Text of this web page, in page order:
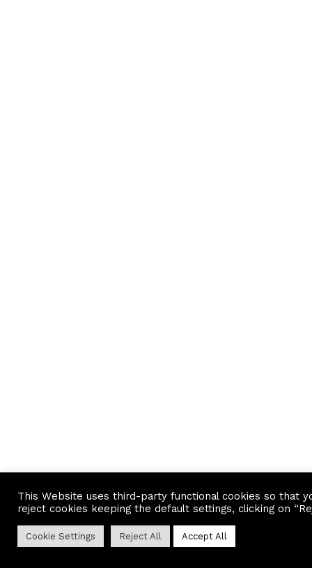
This Website uses third-party functional cookies so that
reject cookies keeping the default settings, clicking on
Cookie Settings Reject All Accept All